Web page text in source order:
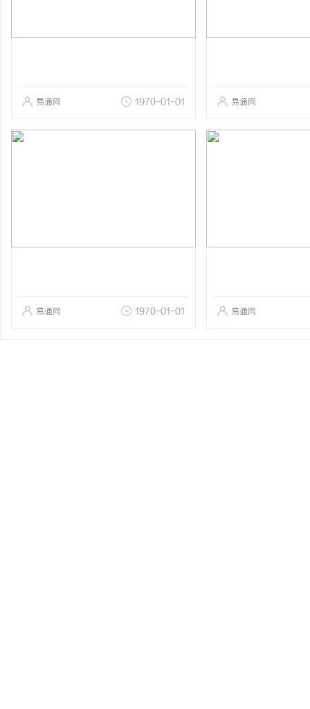
易通网 1970-01-01 易通网
易通网 1970-01-01 易通网